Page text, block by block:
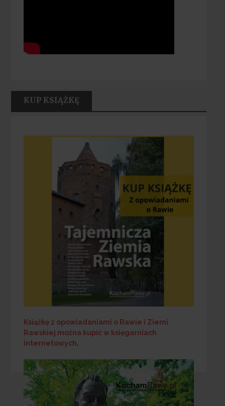
KUP KSIĄŻKĘ
Książkę z opowiadaniami o Rawie i Ziemi
Rawskiej można kupić w księgarniach
internetowych.